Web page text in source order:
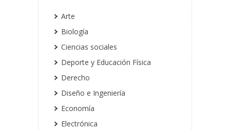
Arte
Biología
Ciencias sociales
Deporte y Educación Física
Derecho
Diseño e Ingeniería
Economía
Electrónica